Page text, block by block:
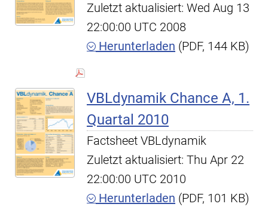
Zuletzt aktualisiert: Wed Aug 13
22:00:00 UTC 2008
Herunterladen (PDF, 144 KB)
VBLdynamik Chance A, 1.
Quartal 2010
Factsheet VBLdynamik
Zuletzt aktualisiert: Thu Apr 22
22:00:00 UTC 2010
Herunterladen (PDF, 101 KB)